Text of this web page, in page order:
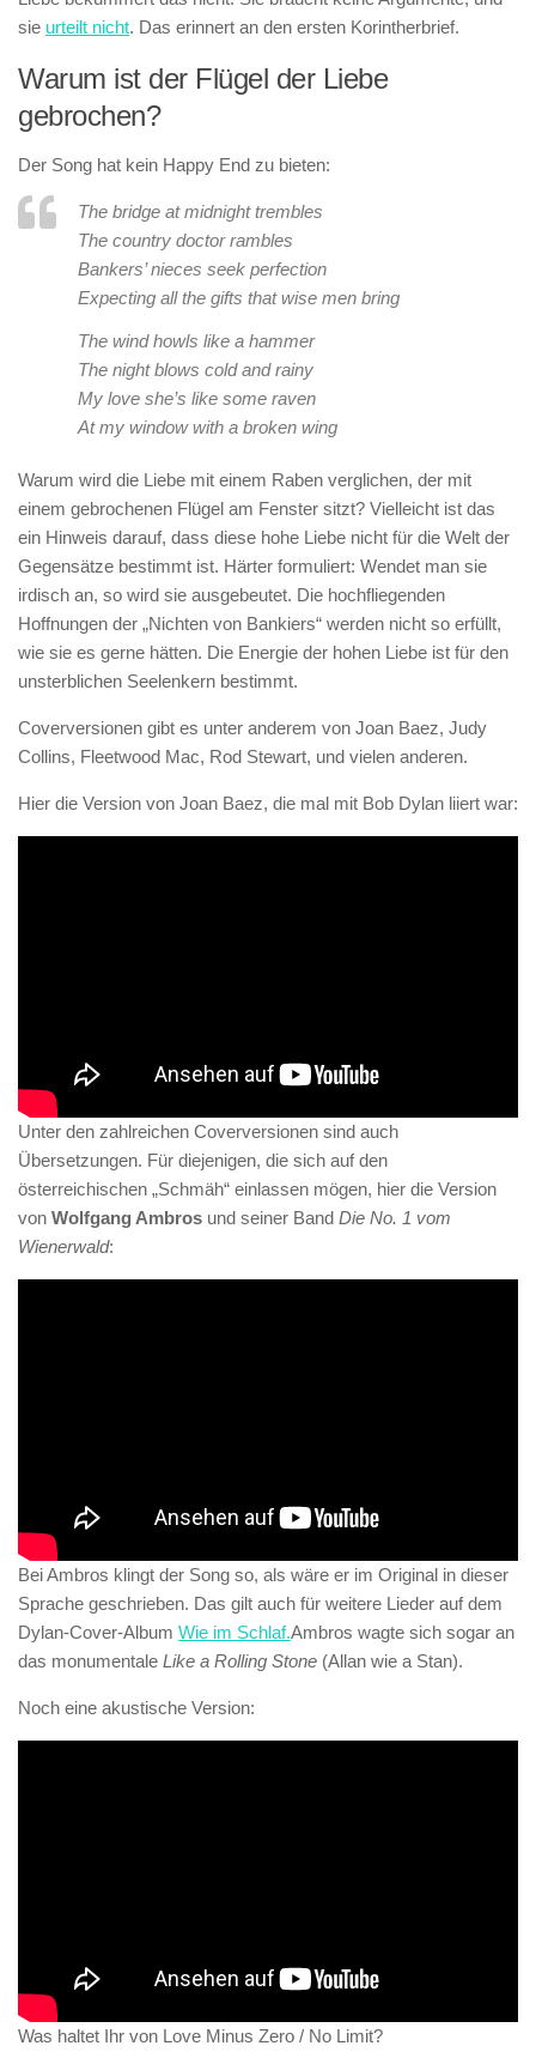
sie urteilt nicht. Das erinnert an den ersten Korintherbrief.
Warum ist der Flügel der Liebe
gebrochen?
Der Song hat kein Happy End zu bieten:
The bridge at midnight trembles
The country doctor rambles
Bankers’ nieces seek perfection
Expecting all the gifts that wise men bring
The wind howls like a hammer
The night blows cold and rainy
My love she’s like some raven
At my window with a broken wing
Warum wird die Liebe mit einem Raben verglichen, der mit
einem gebrochenen Flügel am Fenster sitzt? Vielleicht ist das
ein Hinweis darauf, dass diese hohe Liebe nicht für die Welt der
Gegensätze bestimmt ist. Härter formuliert: Wendet man sie
irdisch an, so wird sie ausgebeutet. Die hochfliegenden
Hoffnungen der „Nichten von Bankiers“ werden nicht so erfüllt,
wie sie es gerne hätten. Die Energie der hohen Liebe ist für den
unsterblichen Seelenkern bestimmt.
Coverversionen gibt es unter anderem von Joan Baez, Judy
Collins, Fleetwood Mac, Rod Stewart, und vielen anderen.
Hier die Version von Joan Baez, die mal mit Bob Dylan liiert war:
Unter den zahlreichen Coverversionen sind auch
Übersetzungen. Für diejenigen, die sich auf den
österreichischen „Schmäh“ einlassen mögen, hier die Version
von Wolfgang Ambros und seiner Band Die No. 1 vom
Wienerwald:
Bei Ambros klingt der Song so, als wäre er im Original in dieser
Sprache geschrieben. Das gilt auch für weitere Lieder auf dem
Dylan-Cover-Album Wie im Schlaf.Ambros wagte sich sogar an
das monumentale Like a Rolling Stone (Allan wie a Stan).
Noch eine akustische Version:
Was haltet Ihr von Love Minus Zero / No Limit?